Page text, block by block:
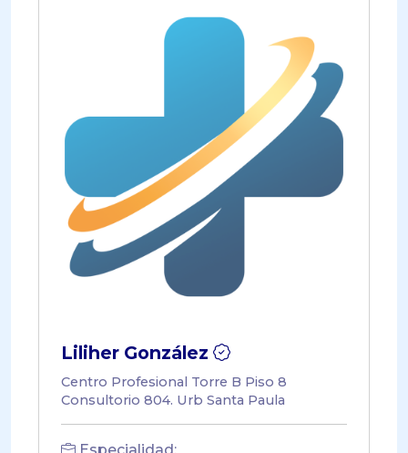
Liliher González
Centro Profesional Torre B Piso 8
Consultorio 804. Urb Santa Paula